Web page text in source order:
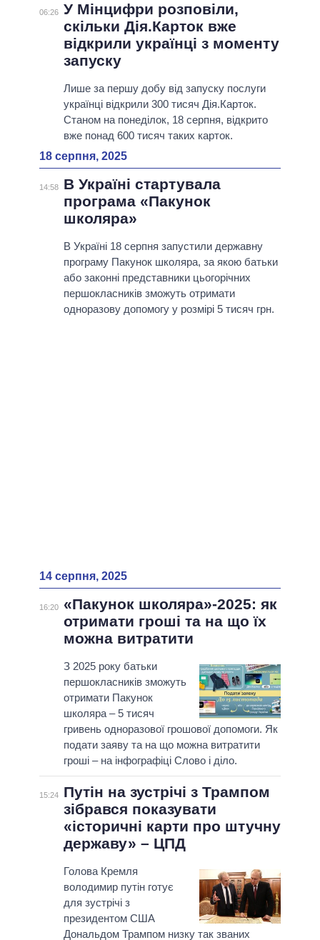
06:26 У Мінцифри розповіли,
скільки Дія.Карток вже
відкрили українці з моменту
запуску
Лише за першу добу від запуску послуги
українці відкрили 300 тисяч Дія.Карток.
Станом на понеділок, 18 серпня, відкрито
вже понад 600 тисяч таких карток.
18 серпня, 2025
14:58
В Україні стартувала
програма «Пакунок
школяра»
В Україні 18 серпня запустили державну
програму Пакунок школяра, за якою батьки
або законні представники цьогорічних
першокласників зможуть отримати
одноразову допомогу у розмірі 5 тисяч грн.
14 серпня, 2025
16:20
«Пакунок школяра»-2025: як
отримати гроші та на що їх
можна витратити
З 2025 року батьки
першокласників зможуть
отримати Пакунок
школяра – 5 тисяч
гривень одноразової грошової допомоги. Як
подати заяву та на що можна витратити
гроші – на інфографіці Слово і діло.
15:24
Путін на зустрічі з Трампом
зібрався показувати
«історичні карти про штучну
державу» – ЦПД
Голова Кремля
володимир путін готує
для зустрічі з
президентом США
Дональдом Трампом низку так званих